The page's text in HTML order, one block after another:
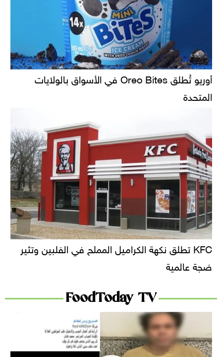
أوريو تُطلق Oreo Bites في الأسواق بالولايات
المتحدة
KFC تطلق نكهة الكراميل المملح في الفلبين وتثير
ضجة عالمية
FoodToday TV